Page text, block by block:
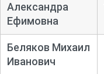
Александра
Ефимовна
Беляков Михаил
Иванович